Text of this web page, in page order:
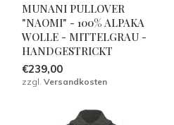
MUNANI PULLOVER
"NAOMI" - 100% ALPAKA
WOLLE - MITTELGRAU -
HANDGESTRICKT
€239,00
zzgl. Versandkosten